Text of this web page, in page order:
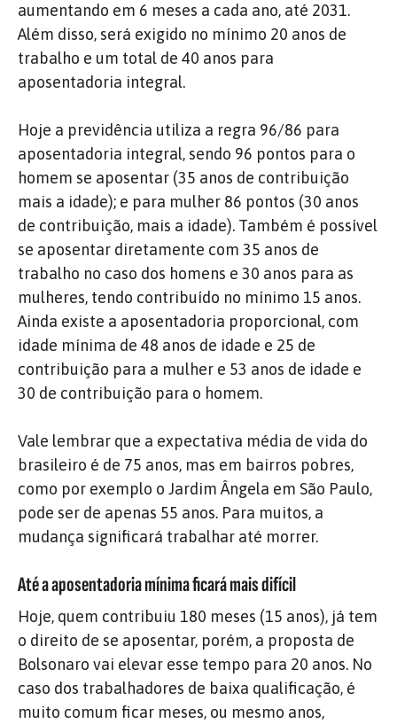
aumentando em 6 meses a cada ano, até 2031.
Além disso, será exigido no mínimo 20 anos de
trabalho e um total de 40 anos para
aposentadoria integral.
Hoje a previdência utiliza a regra 96/86 para
aposentadoria integral, sendo 96 pontos para o
homem se aposentar (35 anos de contribuição
mais a idade); e para mulher 86 pontos (30 anos
de contribuição, mais a idade). Também é possível
se aposentar diretamente com 35 anos de
trabalho no caso dos homens e 30 anos para as
mulheres, tendo contribuído no mínimo 15 anos.
Ainda existe a aposentadoria proporcional, com
idade mínima de 48 anos de idade e 25 de
contribuição para a mulher e 53 anos de idade e
30 de contribuição para o homem.
Vale lembrar que a expectativa média de vida do
brasileiro é de 75 anos, mas em bairros pobres,
como por exemplo o Jardim Ângela em São Paulo,
pode ser de apenas 55 anos. Para muitos, a
mudança significará trabalhar até morrer.
Até a aposentadoria mínima ficará mais difícil
Hoje, quem contribuiu 180 meses (15 anos), já tem
o direito de se aposentar, porém, a proposta de
Bolsonaro vai elevar esse tempo para 20 anos. No
caso dos trabalhadores de baixa qualificação, é
muito comum ficar meses, ou mesmo anos,